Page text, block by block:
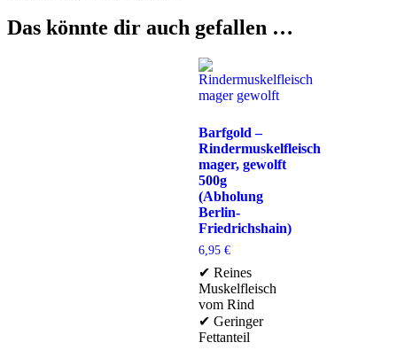
Das könnte dir auch gefallen …
Barfgold –
Rindermuskelfleisch
mager, gewolft
500g
(Abholung
Berlin-
Friedrichshain)
6,95 €
✔ Reines
Muskelfleisch
vom Rind
✔ Geringer
Fettanteil